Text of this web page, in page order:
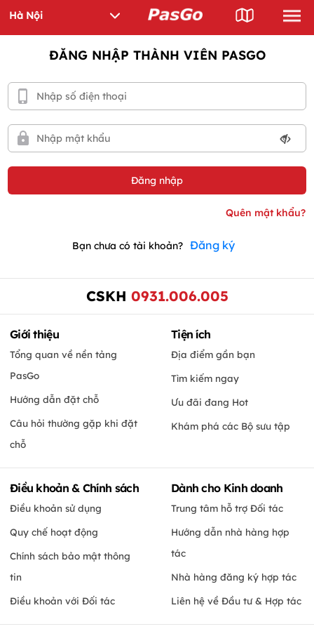
ĐĂNG NHẬP THÀNH VIÊN PASGO
Bạn chưa có tài khoản? Đăng ký
CSKH 0931.006.005
Giới thiệu
Tổng quan về nền tảng
PasGo
Hướng dẫn đặt chỗ
Câu hỏi thường gặp khi đặt
chỗ
Tiện ích
Địa điểm gần bạn
Tìm kiếm ngay
Ưu đãi đang Hot
Khám phá các Bộ sưu tập
Điều khoản & Chính sách
Điều khoản sử dụng
Quy chế hoạt động
Chính sách bảo mật thông
tin
Điều khoản với Đối tác
Dành cho Kinh doanh
Trung tâm hỗ trợ Đối tác
Hướng dẫn nhà hàng hợp
tác
Nhà hàng đăng ký hợp tác
Liên hệ về Đầu tư & Hợp tác